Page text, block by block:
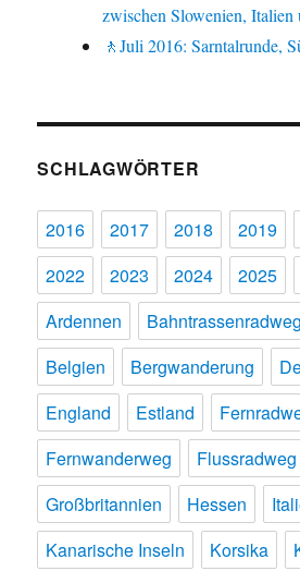
zwischen Slowenien, Italien
🚶Juli 2016: Sarntalrunde,
SCHLAGWÖRTER
2016 2017 2018 2019
2022
2023 2024 2025
Ardennen
Bahntrassenradweg
Belgien
Bergwanderung
England
Estland
Fernwanderweg
Flussradweg
Großbritannien
Hessen
Kanarische Inseln
Korsika